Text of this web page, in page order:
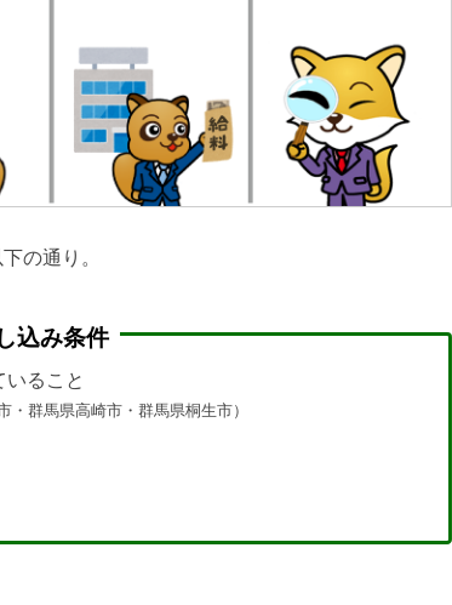
の通り。
込み条件
ること
・群馬県高崎市・群馬県桐生市）